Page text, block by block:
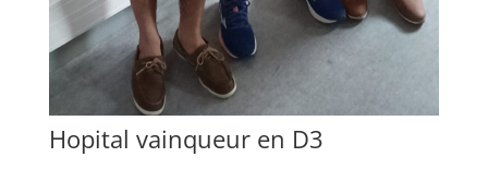
Hopital vainqueur en D3